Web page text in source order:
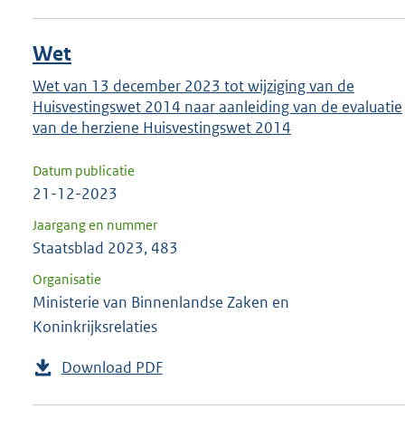
Wet
Wet van 13 december 2023 tot wijziging van de
Huisvestingswet 2014 naar aanleiding van de evaluatie
van de herziene Huisvestingswet 2014
Datum publicatie
21-12-2023
Jaargang en nummer
Staatsblad 2023, 483
Organisatie
Ministerie van Binnenlandse Zaken en
Koninkrijksrelaties
Download PDF